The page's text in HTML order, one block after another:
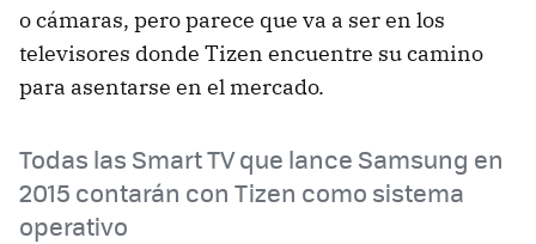
o cámaras, pero parece que va a ser en los
televisores donde Tizen encuentre su camino
para asentarse en el mercado.
Todas las Smart TV que lance Samsung en
2015 contarán con Tizen como sistema
operativo